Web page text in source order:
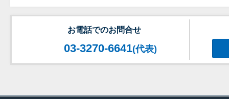
お電話でのお問合せ
03-3270-6641(代表)